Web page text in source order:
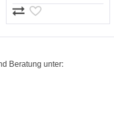
Beratung unter: